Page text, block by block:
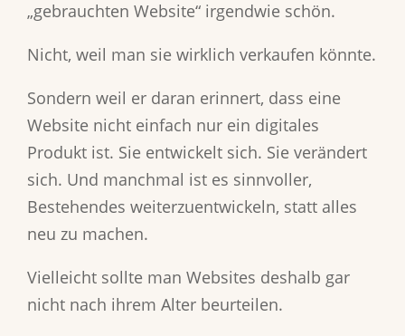
„gebrauchten Website“ irgendwie schön.
Nicht, weil man sie wirklich verkaufen könnte.
Sondern weil er daran erinnert, dass eine
Website nicht einfach nur ein digitales
Produkt ist. Sie entwickelt sich. Sie verändert
sich. Und manchmal ist es sinnvoller,
Bestehendes weiterzuentwickeln, statt alles
neu zu machen.
Vielleicht sollte man Websites deshalb gar
nicht nach ihrem Alter beurteilen.